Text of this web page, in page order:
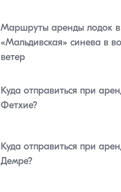
Маршруты аренды лодок
«Мальдивская» синева в
ветер
Куда отправиться при
Фетхие?
Куда отправиться при
Демре?